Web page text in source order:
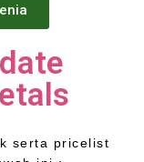
serta pricelist